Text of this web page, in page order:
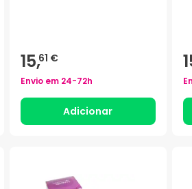
15,61 €
Envio em 24-72h
Adicionar